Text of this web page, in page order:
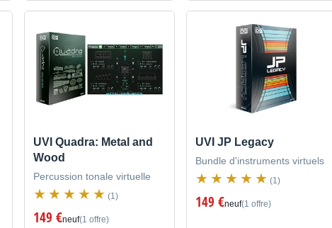
UVI Quadra: Metal and
Wood
Percussion tonale virtuelle
(1)
149 €neuf(1 offre)
UVI JP Legacy
Bundle d'instruments virtuels
(1)
149 €neuf(1 offre)